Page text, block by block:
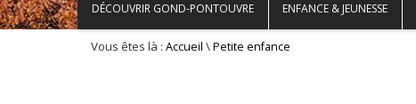
DÉCOUVRIR GOND-PONTOUVRE ENFANCE & JEUNESSE
Vous êtes là : Accueil \Petite enfance